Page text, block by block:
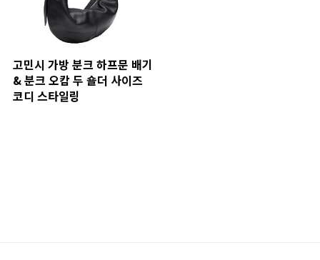
고민시 가방 분크 하프문 배기
& 분크 오캄 두 숄더 사이즈
코디 스타일링